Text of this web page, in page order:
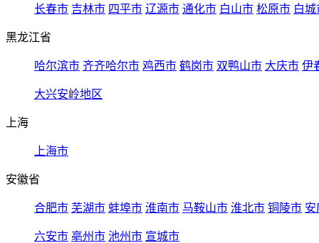
长春市 吉林市 四平市 辽源市 通化市 白山市 松原市 白城
黑龙江省
哈尔滨市 齐齐哈尔市 鸡西市 鹤岗市 双鸭山市 大庆市 伊
大兴安岭地区
上海
上海市
安徽省
合肥市 芜湖市 蚌埠市 淮南市 马鞍山市 淮北市 铜陵市 安
六安市 亳州市 池州市 宣城市